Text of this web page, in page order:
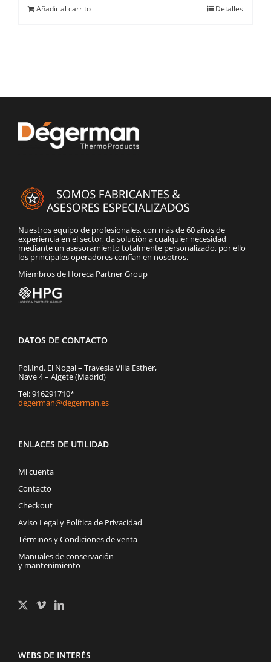
Añadir al carrito Detalles
Nuestros equipo de profesionales, con más de 60 años de
experiencia en el sector, da solución a cualquier necesidad
mediante un asesoramiento totalmente personalizado, por ello
los principales operadores confían en nosotros.
Miembros de Horeca Partner Group
DATOS DE CONTACTO
Pol.Ind. El Nogal – Travesía Villa Esther,
Nave 4 – Algete (Madrid)
Tel: 916291710*
degerman@degerman.es
ENLACES DE UTILIDAD
Mi cuenta
Contacto
Checkout
Aviso Legal y Política de Privacidad
Términos y Condiciones de venta
Manuales de conservación
y mantenimiento
WEBS DE INTERÉS